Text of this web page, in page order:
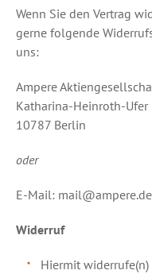
Wenn Sie den Vertrag
gerne folgende
uns:
Ampere
Katharina-Heinroth-Ufer
10787 Berlin
oder
E-Mail:
Widerruf
Hiermit